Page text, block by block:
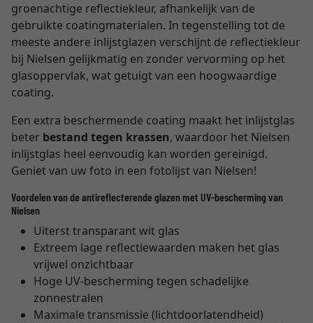
groenachtige reflectiekleur, afhankelijk van de
gebruikte coatingmaterialen. In tegenstelling tot de
meeste andere inlijstglazen verschijnt de reflectiekleur
bij Nielsen gelijkmatig en zonder vervorming op het
glasoppervlak, wat getuigt van een hoogwaardige
coating.
Een extra beschermende coating maakt het inlijstglas
beter bestand tegen krassen, waardoor het Nielsen
inlijstglas heel eenvoudig kan worden gereinigd.
Geniet van uw foto in een fotolijst van Nielsen!
Voordelen van de antireflecterende glazen met UV-bescherming van
Nielsen
Uiterst transparant wit glas
Extreem lage reflectiewaarden maken het glas
vrijwel onzichtbaar
Hoge UV-bescherming tegen schadelijke
zonnestralen
Maximale transmissie (lichtdoorlatendheid)